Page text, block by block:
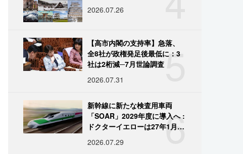
2026.07.26
5
【高市内閣の支持率】急落、
全8社が政権発足後最低に：3
社は2桁減─7月世論調査
2026.07.31
6
新幹線に新たな検査用車両
「SOAR」2029年度に導入へ :
ドクターイエローは27年1月に
2026.07.29